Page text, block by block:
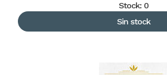
Stock: 0
Sin stock